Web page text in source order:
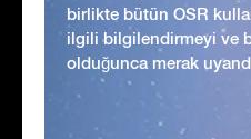
birlikte bütün OSR
ilgili bilgilendirmeyi ve
olduğunca merak